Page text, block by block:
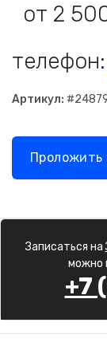
от 2
телефон:
Артикул:
Проложить
Записаться на
можно
+7